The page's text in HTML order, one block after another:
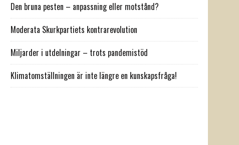
Den bruna pesten – anpassning eller motstånd?
Moderata Skurkpartiets kontrarevolution
Miljarder i utdelningar – trots pandemistöd
Klimatomställningen är inte längre en kunskapsfråga!